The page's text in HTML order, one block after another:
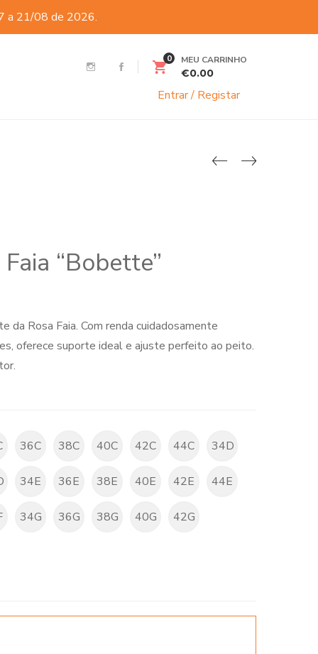
a 21/08 de 2026.
0 MEU CARRINHO
€0.00
Entrar / Registar
“Bobette”
Rosa Faia. Com renda cuidadosamente
oferece suporte ideal e ajuste perfeito ao peito.
36C 38C 40C 42C 44C 34D
34E 36E 38E 40E 42E 44E
34G 36G 38G 40G 42G